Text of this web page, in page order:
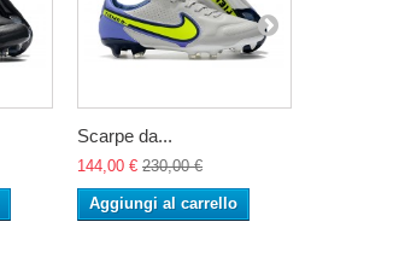
Scarpe da...
144,00 € 230,00 €
Aggiungi al carrello